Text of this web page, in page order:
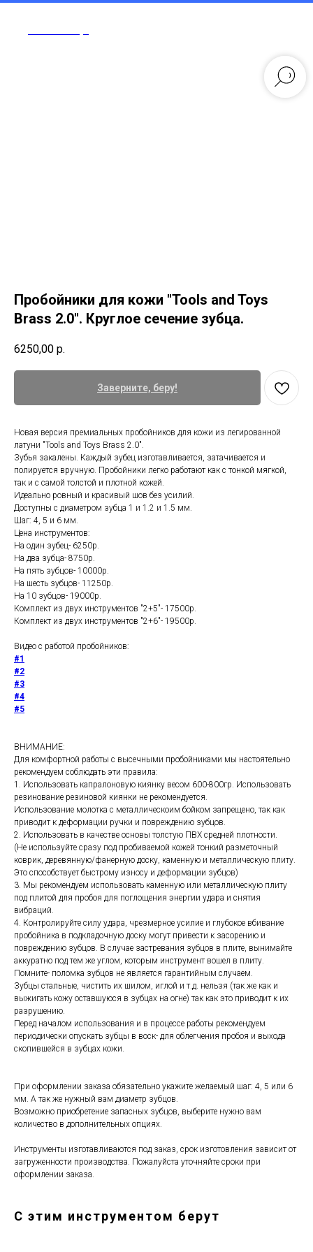
Пробойники для кожи "Tools and Toys
Brass 2.0". Круглое сечение зубца.
6250,00 р.
Заверните, беру!
Новая версия премиальных пробойников для кожи из легированной
латуни "Tools and Toys Brass 2.0".
Зубья закалены. Каждый зубец изготавливается, затачивается и
полируется вручную. Пробойники легко работают как с тонкой мягкой,
так и с самой толстой и плотной кожей.
Идеально ровный и красивый шов без усилий.
Доступны с диаметром зубца 1 и 1.2 и 1.5 мм.
Шаг: 4, 5 и 6 мм.
Цена инструментов:
На один зубец- 6250р.
На два зубца- 8750р.
На пять зубцов- 10000р.
На шесть зубцов- 11250р.
На 10 зубцов- 19000р.
Комплект из двух инструментов "2+5"- 17500р.
Комплект из двух инструментов "2+6"- 19500р.
Видео с работой пробойников:
#1
#2
#3
#4
#5
ВНИМАНИЕ:
Для комфортной работы с высечными пробойниками мы настоятельно
рекомендуем соблюдать эти правила:
1. Использовать капралоновую киянку весом 600-800гр. Использовать
резинование резиновой киянки не рекомендуется.
Использование молотка с металлическоим бойком запрещено, так как
приводит к деформации ручки и повреждению зубцов.
2. Использовать в качестве основы толстую ПВХ средней плотности.
(Не используйте сразу под пробиваемой кожей тонкий разметочный
коврик, деревянную/фанерную доску, каменную и металлическую плиту.
Это способствует быстрому износу и деформации зубцов)
3. Мы рекомендуем использовать каменную или металлическую плиту
под плитой для пробоя для поглощения энергии удара и снятия
вибраций.
4. Контролируйте силу удара, чрезмерное усилие и глубокое вбивание
пробойника в подкладочную доску могут привести к засорению и
повреждению зубцов. В случае застревания зубцов в плите, вынимайте
аккуратно под тем же углом, которым инструмент вошел в плиту.
Помните- поломка зубцов не является гарантийным случаем.
Зубцы стальные, чистить их шилом, иглой и т.д. нельзя (так же как и
выжигать кожу оставшуюся в зубцах на огне) так как это приводит к их
разрушению.
Перед началом использования и в процессе работы рекомендуем
периодически опускать зубцы в воск- для облегчения пробоя и выхода
скопившейся в зубцах кожи.
При оформлении заказа обязательно укажите желаемый шаг: 4, 5 или 6
мм. А так же нужный вам диаметр зубцов.
Возможно приобретение запасных зубцов, выберите нужно вам
количество в дополнительных опциях.
Инструменты изготавливаются под заказ, срок изготовления зависит от
загруженности производства. Пожалуйста уточняйте сроки при
оформлении заказа.
С этим инструментом берут